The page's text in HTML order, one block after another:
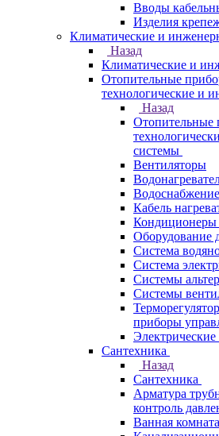
Вводы
Изделия
Климатические и
Назад
Климатические и
Отопительные
технологические и
Назад
Отопительные
системы
Вентиляторы
Водоснабжение
Кабель
Кондиционеры
Оборудование
Система
Система
Системы
Системы
приборы
Сантехника
Назад
Сантехника
Арматура
контроль
Ванная